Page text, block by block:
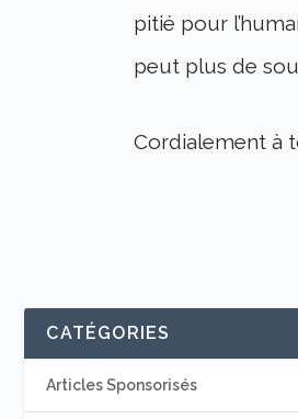
pitié pour
peut plus de
Cordialement à
CATÉGORIES
Articles Sponsorisés